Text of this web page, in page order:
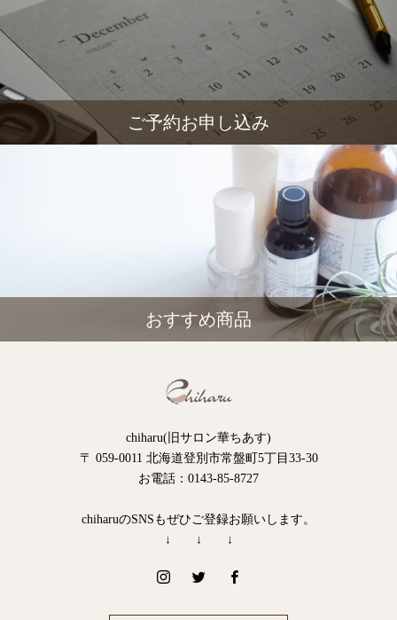
ご予約お申し込み
おすすめ商品
chiharu(旧サロン華ちあす)
〒 059-0011 北海道登別市常盤町5丁目33-30
お電話：0143-85-8727
chiharuのSNSもぜひご登録お願いします。
↓ ↓ ↓